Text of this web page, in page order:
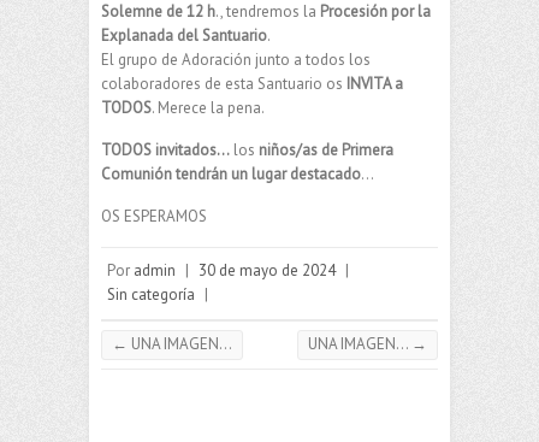
Solemne de 12 h., tendremos la Procesión por la
Explanada del Santuario.
El grupo de Adoración junto a todos los
colaboradores de esta Santuario os INVITA a
TODOS. Merece la pena.
TODOS invitados… los niños/as de Primera
Comunión tendrán un lugar destacado…
OS ESPERAMOS
Por admin | 30 de mayo de 2024 |
Sin categoría |
← UNA IMAGEN… UNA IMAGEN… →